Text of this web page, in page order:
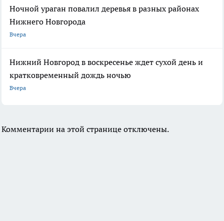
Ночной ураган повалил деревья в разных районах
Нижнего Новгорода
Вчера
Нижний Новгород в воскресенье ждет сухой день и
кратковременный дождь ночью
Вчера
Комментарии на этой странице отключены.